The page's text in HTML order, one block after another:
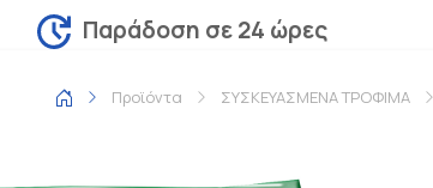
Παράδοση σε 24 ώρες
Προϊόντα ΣΥΣΚΕΥΑΣΜΕΝΑ ΤΡΟΦΙΜΑ